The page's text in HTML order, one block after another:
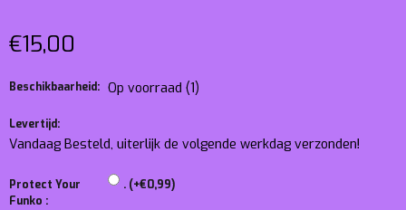
€15,00
Beschikbaarheid: Op voorraad (1)
Levertijd:
Vandaag Besteld, uiterlijk de volgende werkdag verzonden!
Protect Your
Funko :
. (+€0,99)